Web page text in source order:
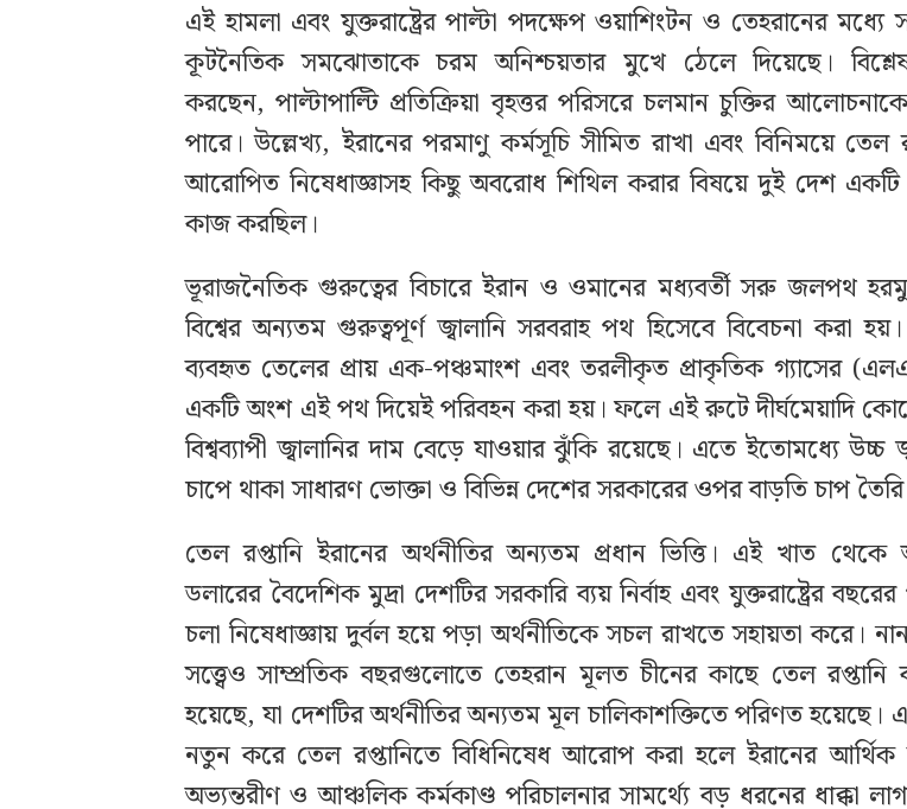
এই হামলা এবং যুক্তরাষ্ট্রের পাল্টা পদক্ষেপ ওয়াশিংটন ও তেহরানের
কূটনৈতিক সমঝোতাকে চরম অনিশ্চয়তার মুখে ঠেলে দিয়েছে।
করছেন, পাল্টাপাল্টি প্রতিক্রিয়া বৃহত্তর পরিসরে চলমান চুক্তির
পারে। উল্লেখ্য, ইরানের পরমাণু কর্মসূচি সীমিত রাখা এবং বিনিময়ে তেল
আরোপিত নিষেধাজ্ঞাসহ কিছু অবরোধ শিথিল করার বিষয়ে দুই দেশ একটি
কাজ করছিল।
ভূরাজনৈতিক গুরুত্বের বিচারে ইরান ও ওমানের মধ্যবর্তী সরু জলপথ
বিশ্বের অন্যতম গুরুত্বপূর্ণ জ্বালানি সরবরাহ পথ হিসেবে বিবেচনা করা হয়।
ব্যবহৃত তেলের প্রায় এক-পঞ্চমাংশ এবং তরলীকৃত প্রাকৃতিক গ্যাসের
একটি অংশ এই পথ দিয়েই পরিবহন করা হয়। ফলে এই রুটে দীর্ঘমেয়াদি
বিশ্বব্যাপী জ্বালানির দাম বেড়ে যাওয়ার ঝুঁকি রয়েছে। এতে ইতোমধ্যে উচ্চ
চাপে থাকা সাধারণ ভোক্তা ও বিভিন্ন দেশের সরকারের ওপর বাড়তি চাপ
তেল রপ্তানি ইরানের অর্থনীতির অন্যতম প্রধান ভিত্তি। এই খাত থেকে
ডলারের বৈদেশিক মুদ্রা দেশটির সরকারি ব্যয় নির্বাহ এবং যুক্তরাষ্ট্রের
চলা নিষেধাজ্ঞায় দুর্বল হয়ে পড়া অর্থনীতিকে সচল রাখতে সহায়তা করে।
সত্ত্বেও সাম্প্রতিক বছরগুলোতে তেহরান মূলত চীনের কাছে তেল রপ্তানি
হয়েছে, যা দেশটির অর্থনীতির অন্যতম মূল চালিকাশক্তিতে পরিণত হয়েছে।
নতুন করে তেল রপ্তানিতে বিধিনিষেধ আরোপ করা হলে ইরানের আর্থিক
অভ্যন্তরীণ ও আঞ্চলিক কর্মকাণ্ড পরিচালনার সামর্থ্যে বড় ধরনের ধাক্কা